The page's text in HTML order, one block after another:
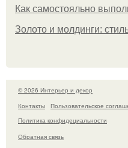
Как самостояльно
Золото и молдинги:
© 2026 Интерьер и декор
Контакты
Пользовательское
Политика конфидециальности
Обратная связь